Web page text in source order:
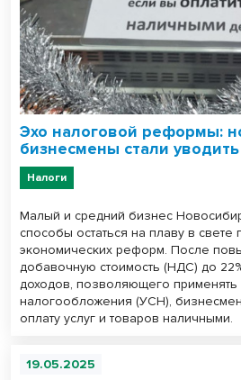
Эхо налоговой реформы:
бизнесмены стали
Налоги
Малый и средний бизнес
способы остаться на плаву в свете
экономических реформ. После
добавочную стоимость (НДС) до
доходов, позволяющего
налогообложения (УСН),
оплату услуг и товаров наличными.
19.05.2025